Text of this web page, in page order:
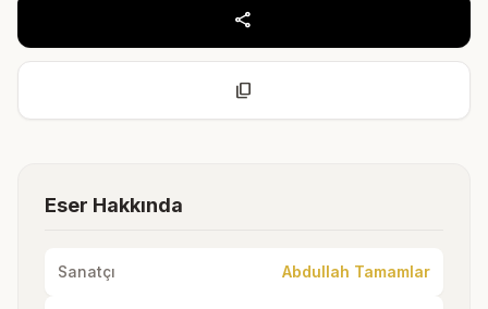
share
content_copy
Eser Hakkında
Sanatçı Abdullah Tamamlar